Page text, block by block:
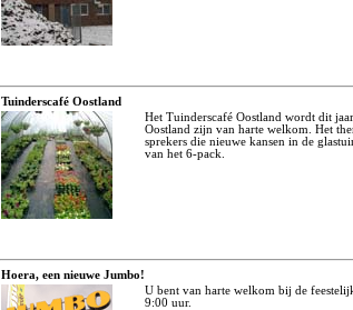
Tuinderscafé Oostland
Het Tuinderscafé Oostland wordt dit
Oostland zijn van harte welkom. Het
sprekers die nieuwe kansen in de
van het 6-pack.
Hoera, een nieuwe Jumbo!
U bent van harte welkom bij de
9:00 uur.